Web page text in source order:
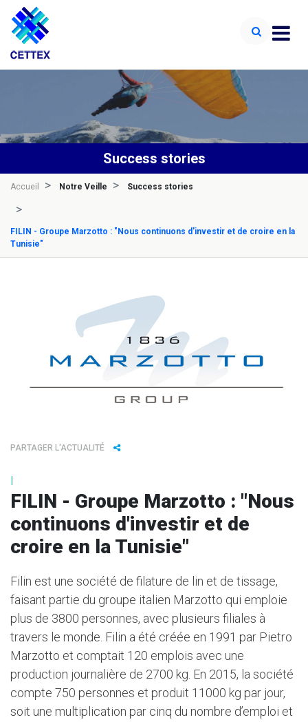
Success stories
Accueil Notre Veille Success stories
FILIN - Groupe Marzotto : "Nous continuons d'investir et de croire en la
Tunisie"
PARTAGER L'ACTUALITÉ
I
FILIN - Groupe Marzotto : "Nous
continuons d'investir et de
croire en la Tunisie"
Filin est une société de filature de lin et de tissage,
faisant partie du groupe italien Marzotto qui emploie
plus de 3800 personnes, avec plusieurs filiales à
travers le monde. Filin a été créée en 1991 par Pietro
Marzotto et comptait 120 emplois avec une
production journalière de 2700 kg. En 2015, la société
compte 750 personnes et produit 11000 kg par jour,
soit une multiplication par cinq du nombre d’emploi et